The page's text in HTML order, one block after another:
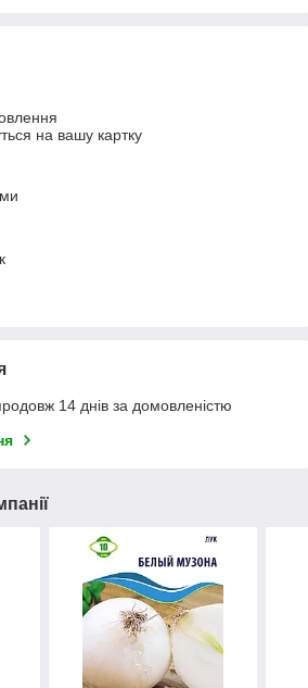
на вашу картку
14 днів за домовленістю